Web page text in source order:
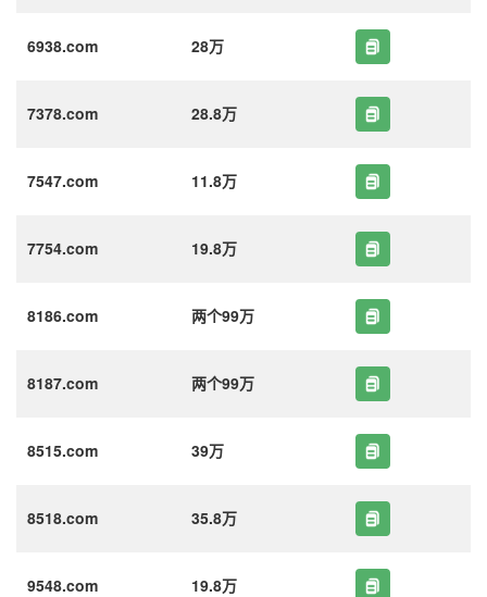
6938.com 28万
7378.com 28.8万
7547.com 11.8万
7754.com 19.8万
8186.com 两个99万
8187.com 两个99万
8515.com 39万
8518.com 35.8万
9548.com 19.8万